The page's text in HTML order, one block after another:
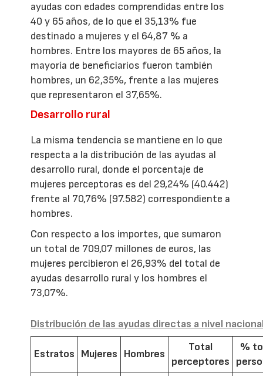
ayudas con edades comprendidas entre los
40 y 65 años, de lo que el 35,13% fue
destinado a mujeres y el 64,87 % a
hombres. Entre los mayores de 65 años, la
mayoría de beneficiarios fueron también
hombres, un 62,35%, frente a las mujeres
que representaron el 37,65%.
Desarrollo rural
La misma tendencia se mantiene en lo que
respecta a la distribución de las ayudas al
desarrollo rural, donde el porcentaje de
mujeres perceptoras es del 29,24% (40.442)
frente al 70,76% (97.582) correspondiente a
hombres.
Con respecto a los importes, que sumaron
un total de 709,07 millones de euros, las
mujeres percibieron el 26,93% del total de
ayudas desarrollo rural y los hombres el
73,07%.
Distribución de las ayudas directas a nivel
Estratos Mujeres Hombres
Total
perceptores
%